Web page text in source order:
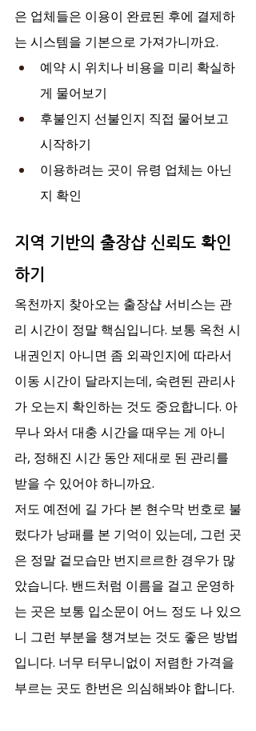
은 업체들은 이용이 완료된 후에 결제하
는 시스템을 기본으로 가져가니까요.
예약 시 위치나 비용을 미리 확실하
게 물어보기
후불인지 선불인지 직접 물어보고
시작하기
이용하려는 곳이 유령 업체는 아닌
지 확인
지역 기반의 출장샵 신뢰도 확인
하기
옥천까지 찾아오는 출장샵 서비스는 관
리 시간이 정말 핵심입니다. 보통 옥천 시
내권인지 아니면 좀 외곽인지에 따라서
이동 시간이 달라지는데, 숙련된 관리사
가 오는지 확인하는 것도 중요합니다. 아
무나 와서 대충 시간을 때우는 게 아니
라, 정해진 시간 동안 제대로 된 관리를
받을 수 있어야 하니까요.
저도 예전에 길 가다 본 현수막 번호로 불
렀다가 낭패를 본 기억이 있는데, 그런 곳
은 정말 겉모습만 번지르르한 경우가 많
았습니다. 밴드처럼 이름을 걸고 운영하
는 곳은 보통 입소문이 어느 정도 나 있으
니 그런 부분을 챙겨보는 것도 좋은 방법
입니다. 너무 터무니없이 저렴한 가격을
부르는 곳도 한번은 의심해봐야 합니다.